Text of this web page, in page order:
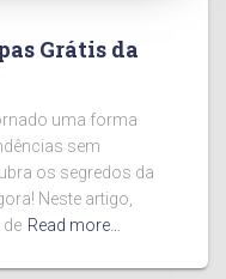
Grátis da
uma forma
sem
os segredos da
Neste artigo,
Read more…